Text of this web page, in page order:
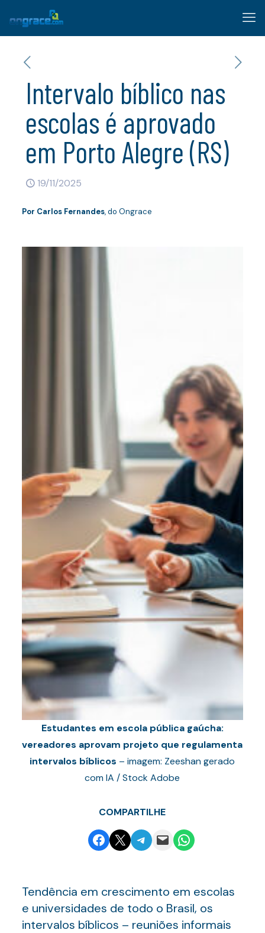
Intervalo bíblico nas
escolas é aprovado
em Porto Alegre (RS)
19/11/2025
Por Carlos Fernandes, do Ongrace
Estudantes em escola pública gaúcha:
vereadores aprovam projeto que regulamenta
intervalos bíblicos – imagem: Zeeshan gerado
com IA / Stock Adobe
COMPARTILHE
Share on Facebook
Email this PageShare on Telegram
Email this PageShare on WhatsApp
Tendência em crescimento em escolas
e universidades de todo o Brasil, os
intervalos bíblicos – reuniões informais